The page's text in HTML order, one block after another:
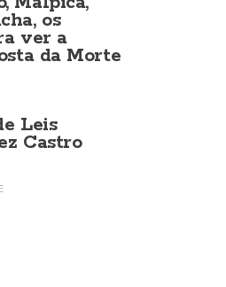
os
ver a
da Morte
Leis
Castro